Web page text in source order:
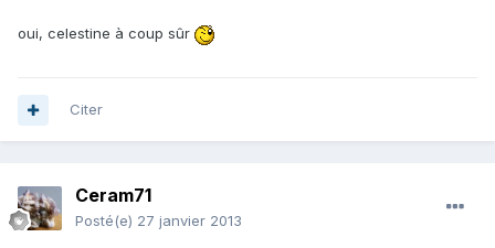
oui, celestine à coup sûr
Citer
Ceram71
Posté(e) 27 janvier 2013